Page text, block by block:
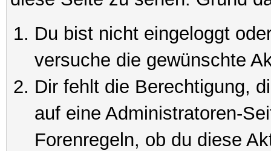
Du bist nicht eingeloggt
versuche die gewünschte
Dir fehlt die Berechtigung,
auf eine Administratoren-
Forenregeln, ob du diese